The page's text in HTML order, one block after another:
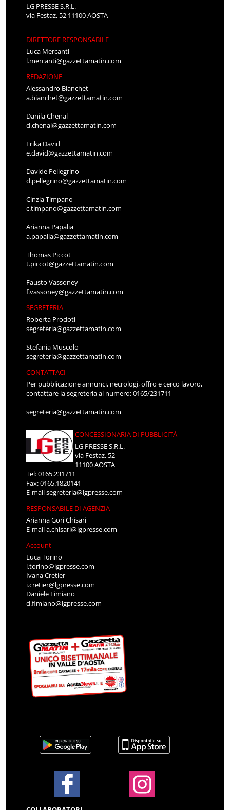
LG PRESSE S.R.L.
via Festaz, 52 11100 AOSTA
DIRETTORE RESPONSABILE
Luca Mercanti
l.mercanti@gazzettamatin.com
REDAZIONE
Alessandro Bianchet
a.bianchet@gazzettamatin.com
Danila Chenal
d.chenal@gazzettamatin.com
Erika David
e.david@gazzettamatin.com
Davide Pellegrino
d.pellegrino@gazzettamatin.com
Cinzia Timpano
c.timpano@gazzettamatin.com
Arianna Papalia
a.papalia@gazzettamatin.com
Thomas Piccot
t.piccot@gazzettamatin.com
Fausto Vassoney
f.vassoney@gazzettamatin.com
SEGRETERIA
Roberta Prodoti
segreteria@gazzettamatin.com
Stefania Muscolo
segreteria@gazzettamatin.com
CONTATTACI
Per pubblicazione annunci, necrologi, offro e cerco lavoro,
contattare la segreteria al numero: 0165/231711
segreteria@gazzettamatin.com
CONCESSIONARIA DI PUBBLICITÀ
LG PRESSE S.R.L.
via Festaz, 52
11100 AOSTA
Tel: 0165.231711
Fax: 0165.1820141
E-mailsegreteria@lgpresse.com
RESPONSABILE DI AGENZIA
Arianna Gori Chisari
E-maila.chisari@lgpresse.com
Account
Luca Torino
l.torino@lgpresse.com
Ivana Cretier
i.cretier@lgpresse.com
Daniele Fimiano
d.fimiano@lgpresse.com